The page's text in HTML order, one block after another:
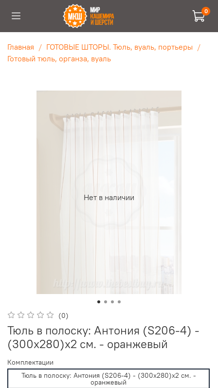
0
Главная
ГОТОВЫЕ ШТОРЫ. Тюль, вуаль, портьеры
Готовый тюль, органза, вуаль
Нет в наличии
(0)
Тюль в полоску: Антония (S206-4) -
(300х280)х2 см. - оранжевый
Комплектации
Тюль в полоску: Антония (S206-4) - (300х280)х2 см. -
оранжевый